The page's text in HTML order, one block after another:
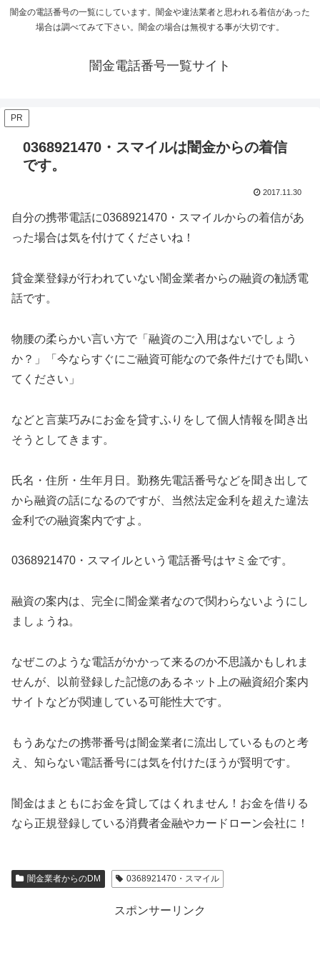
闇金の電話番号の一覧にしています。闇金や違法業者と思われる着信があった
場合は調べてみて下さい。闇金の場合は無視する事が大切です。
闇金電話番号一覧サイト
PR
0368921470・スマイルは闇金からの着信
です。
2017.11.30
自分の携帯電話に0368921470・スマイルからの着信があ
った場合は気を付けてくださいね！
貸金業登録が行われていない闇金業者からの融資の勧誘電
話です。
物腰の柔らかい言い方で「融資のご入用はないでしょう
か？」「今ならすぐにご融資可能なので条件だけでも聞い
てください」
などと言葉巧みにお金を貸すふりをして個人情報を聞き出
そうとしてきます。
氏名・住所・生年月日。勤務先電話番号などを聞き出して
から融資の話になるのですが、当然法定金利を超えた違法
金利での融資案内ですよ。
0368921470・スマイルという電話番号はヤミ金です。
融資の案内は、完全に闇金業者なので関わらないようにし
ましょうね。
なぜこのような電話がかかって来るのか不思議かもしれま
せんが、以前登録した記憶のあるネット上の融資紹介案内
サイトなどが関連している可能性大です。
もうあなたの携帯番号は闇金業者に流出しているものと考
え、知らない電話番号には気を付けたほうが賢明です。
闇金はまともにお金を貸してはくれません！お金を借りる
なら正規登録している消費者金融やカードローン会社に！
闇金業者からのDM 0368921470・スマイル
スポンサーリンク